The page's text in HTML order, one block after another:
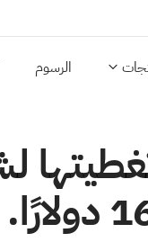
الرسوم